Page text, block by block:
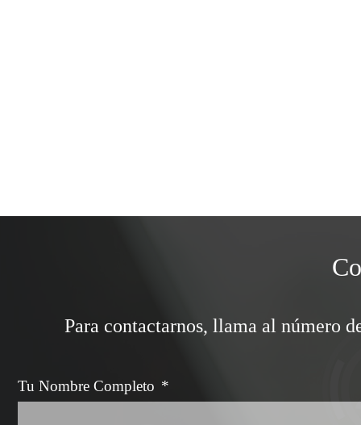
Para contactarnos, llama al número
*
Tu Nombre Completo